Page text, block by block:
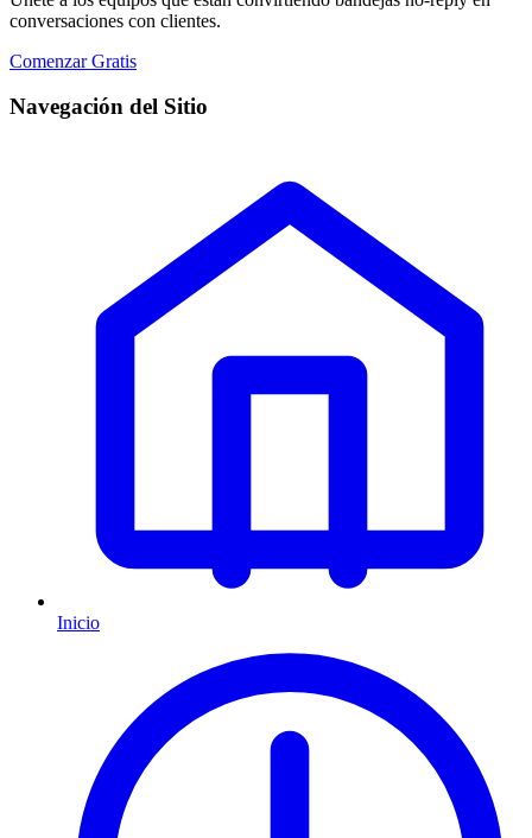
conversaciones con clientes.
Comenzar Gratis
Navegación del Sitio
Inicio